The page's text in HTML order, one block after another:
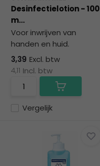
Desinfectielotion - 100
m...
Voor inwrijven van
handen en huid.
Vergelijk
3,39 Excl. btw
4,11 Incl. btw